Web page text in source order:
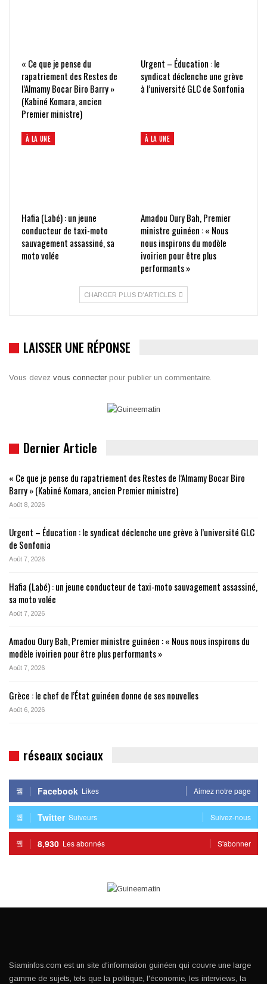
« Ce que je pense du
rapatriement des Restes de
l’Almamy Bocar Biro Barry »
(Kabiné Komara, ancien
Premier ministre)
Urgent – Éducation : le
syndicat déclenche une grève
à l’université GLC de Sonfonia
À LA UNE
Hafia (Labé) : un jeune
conducteur de taxi-moto
sauvagement assassiné, sa
moto volée
À LA UNE
Amadou Oury Bah, Premier
ministre guinéen : « Nous
nous inspirons du modèle
ivoirien pour être plus
performants »
CHARGER PLUS D'ARTICLES
LAISSER UNE RÉPONSE
Vous devez vous connecter pour publier un commentaire.
Dernier Article
« Ce que je pense du rapatriement des Restes de l’Almamy Bocar Biro
Barry » (Kabiné Komara, ancien Premier ministre)
Août 8, 2026
Urgent – Éducation : le syndicat déclenche une grève à l’université GLC
de Sonfonia
Août 7, 2026
Hafia (Labé) : un jeune conducteur de taxi-moto sauvagement assassiné,
sa moto volée
Août 7, 2026
Amadou Oury Bah, Premier ministre guinéen : « Nous nous inspirons du
modèle ivoirien pour être plus performants »
Août 7, 2026
Grèce : le chef de l’État guinéen donne de ses nouvelles
Août 6, 2026
réseaux sociaux
Facebook Likes Aimez notre page
Twitter Suiveurs Suivez-nous
8,930 Les abonnés S'abonner
Siaminfos.com est un site d'information guinéen qui couvre une large
gamme de sujets, tels que la politique, l'économie, les interviews, la